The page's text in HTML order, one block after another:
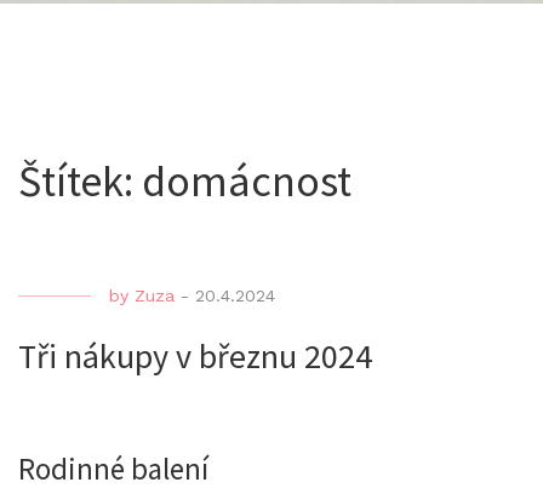
Štítek: domácnost
by Zuza - 20.4.2024
Tři nákupy v březnu 2024
Rodinné balení